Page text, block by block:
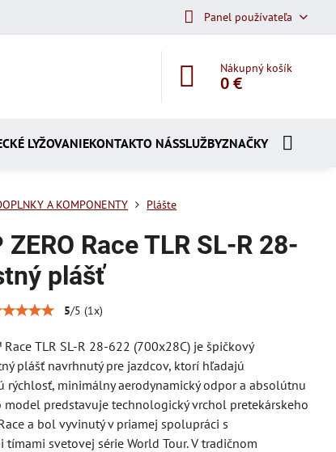
Panel používateľa
Nákupný košík
0 €
LYŽOVANIEKONTAKTO NÁSSLUŽBYZNAČKY
A KOMPONENTY Plášte
Race TLR SL-R 28-
plášť
5/5 (1x)
TLR SL-R 28-622 (700x28C) je špičkový
plášť navrhnutý pre jazdcov, ktorí hľadajú
rýchlosť, minimálny aerodynamický odpor a absolútnu
model predstavuje technologický vrchol pretekárskeho
a bol vyvinutý v priamej spolupráci s
tímami svetovej série World Tour. V tradičnom